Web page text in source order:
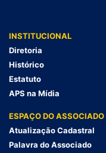
INSTITUCIONAL
Diretoria
Histórico
Estatuto
APS na Mídia
ESPAÇO DO ASSOCIADO
Atualização Cadastral
Palavra do Associado